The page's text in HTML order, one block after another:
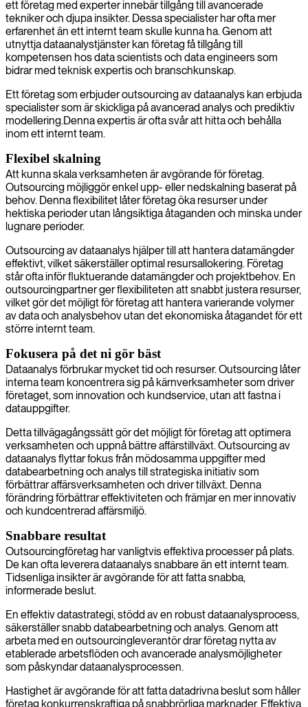
ett företag med experter innebär tillgång till avancerade
tekniker och djupa insikter. Dessa specialister har ofta mer
erfarenhet än ett internt team skulle kunna ha. Genom att
utnyttja dataanalystjänster kan företag få tillgång till
kompetensen hos data scientists och data engineers som
bidrar med teknisk expertis och branschkunskap.
Ett företag som erbjuder outsourcing av dataanalys kan erbjuda
specialister som är skickliga på avancerad analys och prediktiv
modellering.Denna expertis är ofta svår att hitta och behålla
inom ett internt team.
Flexibel skalning
Att kunna skala verksamheten är avgörande för företag.
Outsourcing möjliggör enkel upp- eller nedskalning baserat på
behov. Denna flexibilitet låter företag öka resurser under
hektiska perioder utan långsiktiga åtaganden och minska under
lugnare perioder.
Outsourcing av dataanalys hjälper till att hantera datamängder
effektivt, vilket säkerställer optimal resursallokering. Företag
står ofta inför fluktuerande datamängder och projektbehov. En
outsourcingpartner ger flexibiliteten att snabbt justera resurser,
vilket gör det möjligt för företag att hantera varierande volymer
av data och analysbehov utan det ekonomiska åtagandet för ett
större internt team.
Fokusera på det ni gör bäst
Dataanalys förbrukar mycket tid och resurser. Outsourcing låter
interna team koncentrera sig på kärnverksamheter som driver
företaget, som innovation och kundservice, utan att fastna i
datauppgifter.
Detta tillvägagångssätt gör det möjligt för företag att optimera
verksamheten och uppnå bättre affärstillväxt. Outsourcing av
dataanalys flyttar fokus från mödosamma uppgifter med
databearbetning och analys till strategiska initiativ som
förbättrar affärsverksamheten och driver tillväxt. Denna
förändring förbättrar effektiviteten och främjar en mer innovativ
och kundcentrerad affärsmiljö.
Snabbare resultat
Outsourcingföretag har vanligtvis effektiva processer på plats.
De kan ofta leverera dataanalys snabbare än ett internt team.
Tidsenliga insikter är avgörande för att fatta snabba,
informerade beslut.
En effektiv datastrategi, stödd av en robust dataanalysprocess,
säkerställer snabb databearbetning och analys. Genom att
arbeta med en outsourcingleverantör drar företag nytta av
etablerade arbetsflöden och avancerade analysmöjligheter
som påskyndar dataanalysprocessen.
Hastighet är avgörande för att fatta datadrivna beslut som håller
företag konkurrenskraftiga på snabbrörliga marknader. Effektiva